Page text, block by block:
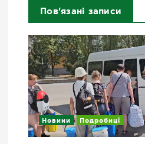
Пов'язані записи
Новини Подробиці